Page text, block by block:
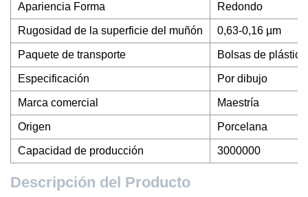
Apariencia Forma Redondo
Rugosidad de la superficie del muñón 0,63-0,16 µm
Paquete de transporte Bolsas de
Especificación Por dibujo
Marca comercial Maestría
Origen Porcelana
Capacidad de producción 3000000
Descripción del Producto